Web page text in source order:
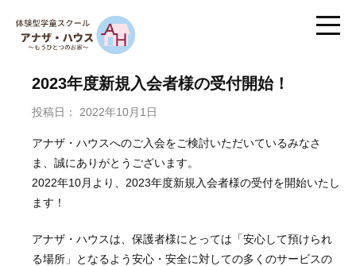
2023年度新規入会者様の受付開始！
投稿日： 2022年10月1日
アナザ・ハウスへのご入会をご検討いただいているみなさ
ま、誠にありがとうございます。
2022年10月より、2023年度新規入会者様の受付を開始いたし
ます！
アナザ・ハウスは、保護者様にとっては「安心して預けられ
る場所」となるよう安心・安全に対しての多くのサービスの